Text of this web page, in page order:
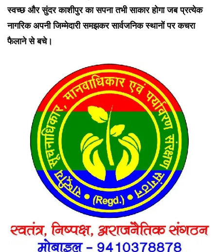
स्वच्छ और सुंदर काशीपुर का सपना तभी साकार होगा जब प्रत्येक
नागरिक अपनी जिम्मेदारी समझकर सार्वजनिक स्थानों पर कचरा
फैलाने से बचे।